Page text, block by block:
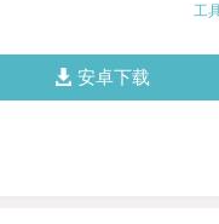
工
安卓下载